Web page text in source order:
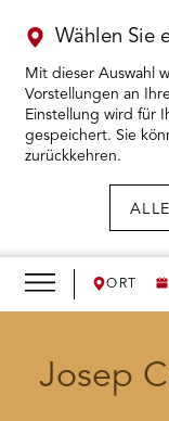
ORT
Wählen Sie
Mit dieser Auswahl
Vorstellungen an
Einstellung wird für
gespeichert. Sie
zurückkehren.
KARTENKAUF
WIR ÖFFNEN
DAS THEATER
Josep